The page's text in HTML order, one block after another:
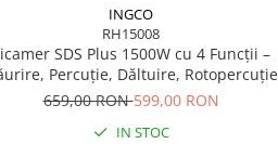
INGCO
RH15008
SDS Plus 1500W cu 4 Funcții –
Percuție, Dăltuire, Rotopercuție
659,00 RON599,00 RON
IN STOC